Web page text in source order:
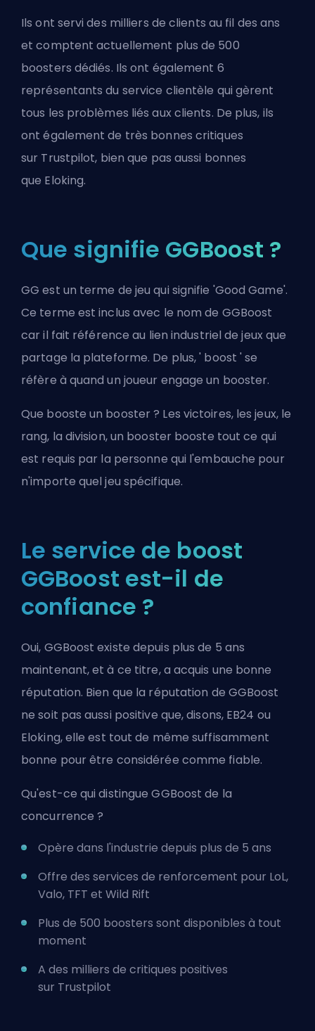
Ils ont servi des milliers de clients au fil des ans
et comptent actuellement plus de 500
boosters dédiés. Ils ont également 6
représentants du service clientèle qui gèrent
tous les problèmes liés aux clients. De plus, ils
ont également de très bonnes critiques
sur Trustpilot, bien que pas aussi bonnes
que Eloking.
Que signifie GGBoost ?
GG est un terme de jeu qui signifie 'Good Game'.
Ce terme est inclus avec le nom de GGBoost
car il fait référence au lien industriel de jeux que
partage la plateforme. De plus, ' boost ' se
réfère à quand un joueur engage un booster.
Que booste un booster ? Les victoires, les jeux, le
rang, la division, un booster booste tout ce qui
est requis par la personne qui l'embauche pour
n'importe quel jeu spécifique.
Le service de boost
GGBoost est-il de
confiance ?
Oui, GGBoost existe depuis plus de 5 ans
maintenant, et à ce titre, a acquis une bonne
réputation. Bien que la réputation de GGBoost
ne soit pas aussi positive que, disons, EB24 ou
Eloking, elle est tout de même suffisamment
bonne pour être considérée comme fiable.
Qu'est-ce qui distingue GGBoost de la
concurrence ?
Opère dans l'industrie depuis plus de 5 ans
Offre des services de renforcement pour LoL,
Valo, TFT et Wild Rift
Plus de 500 boosters sont disponibles à tout
moment
A des milliers de critiques positives
sur Trustpilot